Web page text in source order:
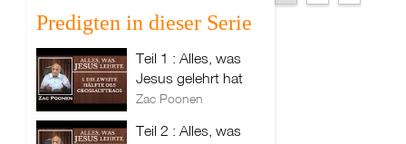
Predigten in dieser Serie
Teil 1 : Alles, was
Jesus gelehrt hat
Zac Poonen
Teil 2 : Alles, was